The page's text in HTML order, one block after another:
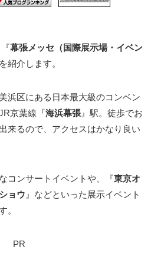
幕張メッセ（国際展示場・イベン
紹介します。
浜区にある日本最大級のコンベン
京葉線『海浜幕張 』駅。徒歩でお
来るので、アクセスはかなり良い
コンサートイベントや、『東京オ
ョウ 』などといった展示イベント
。
PR